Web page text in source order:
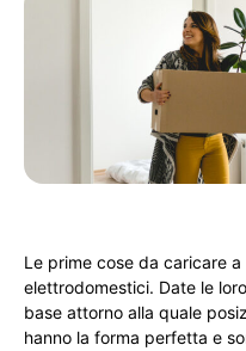
Le prime cose da caricare
elettrodomestici. Date le
base attorno alla quale
hanno la forma perfetta e